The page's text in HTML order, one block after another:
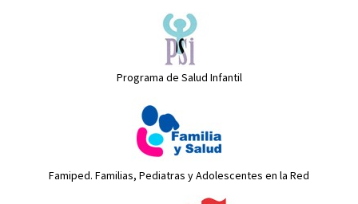
Programa de Salud Infantil
Famiped. Familias, Pediatras y Adolescentes en la Red